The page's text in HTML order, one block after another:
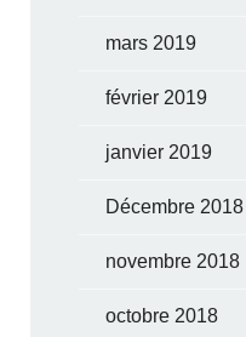
mars 2019
février 2019
janvier 2019
Décembre 2018
novembre 2018
octobre 2018